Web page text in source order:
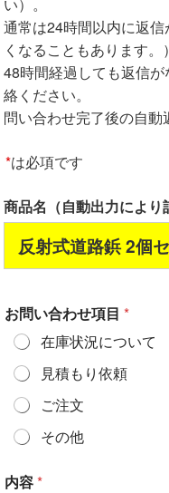
通常は24時間以内に返
くなることもあります。）
48時間経過しても返信
絡ください。
問い合わせ完了後の自動
*は必項です
商品名（自動出力により
反射式道路鋲 2個
お問い合わせ項目 *
在庫状況について
見積もり依頼
ご注文
その他
内容*